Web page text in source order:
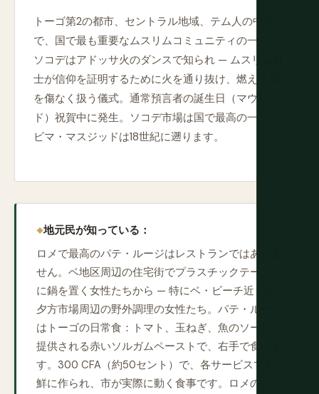
トーゴ第2の都市、セントラル地域、テム人の中心
で、国で最も重要なムスリムコミュニティの一つ。
ソコデはアドッサ火のダンスで知られ — ムスリム戦
士が信仰を証明するために火を通り抜け、燃える炭
を傷なく扱う儀式。通常預言者の誕生日（マウリ
ド）祝賀中に発生。ソコデ市場は国で最高の一つ。
ビマ・マスジッドは18世紀に遡ります。
地元民が知っている：
ロメで最高のパテ・ルージはレストランではありま
せん。ベ地区周辺の住宅街でプラスチックテーブル
に鍋を置く女性たちから — 特にベ・ビーチ近くの
夕方市場周辺の野外調理の女性たち。パテ・ルージ
はトーゴの日常食：トマト、玉ねぎ、魚のソースで
提供される赤いソルガムペーストで、右手で食べま
す。300 CFA（約50セント）で、各サービスで新
鮮に作られ、市が実際に動く食事です。ロメの人に